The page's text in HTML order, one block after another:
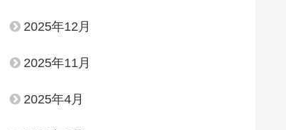
2025年12月
2025年11月
2025年4月